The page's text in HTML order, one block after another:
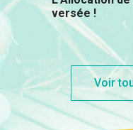
versée !
Voir